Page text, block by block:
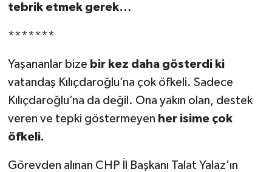
tebrik etmek gerek…
*******
Yaşananlar bize bir kez daha gösterdi ki
vatandaş Kılıçdaroğlu’na çok öfkeli. Sadece
Kılıçdaroğlu’na da değil. Ona yakın olan, destek
veren ve tepki göstermeyen her isime çok
öfkeli.
Görevden alınan CHP İl Başkanı Talat Yalaz’ın